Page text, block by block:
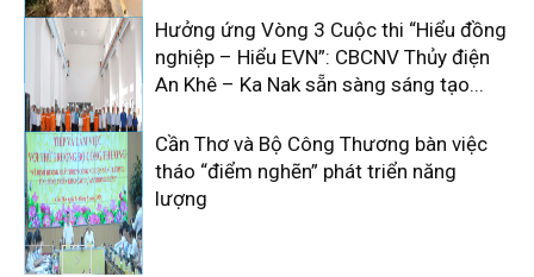
Hưởng ứng Vòng 3 Cuộc thi “Hiểu đồng
nghiệp – Hiểu EVN”: CBCNV Thủy điện
An Khê – Ka Nak sẵn sàng sáng tạo...
Cần Thơ và Bộ Công Thương bàn việc
tháo “điểm nghẽn” phát triển năng
lượng